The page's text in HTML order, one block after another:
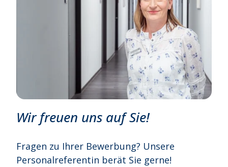
Wir freuen uns auf Sie!
Fragen zu Ihrer Bewerbung? Unsere
Personalreferentin berät Sie gerne!